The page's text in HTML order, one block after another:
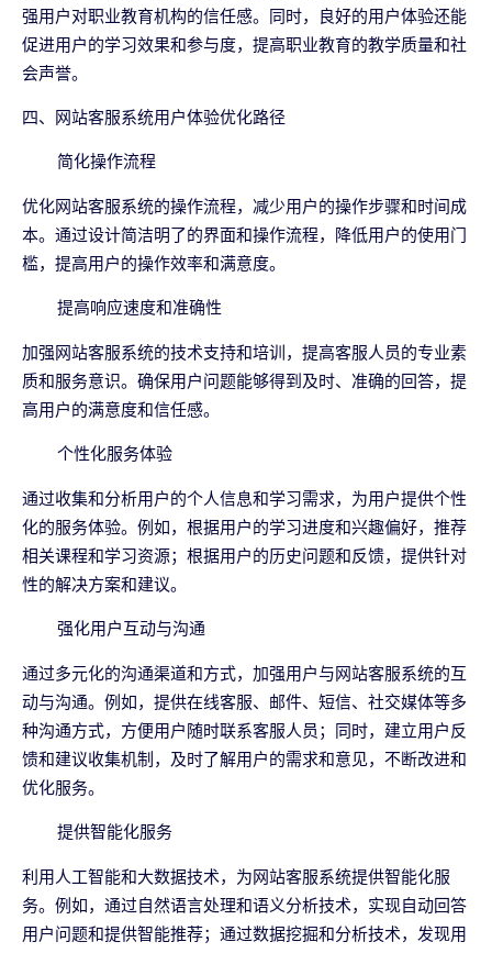
强用户对职业教育机构的信任感。同时，良好的用户体验还能
促进用户的学习效果和参与度，提高职业教育的教学质量和社
会声誉。
四、网站客服系统用户体验优化路径
简化操作流程
优化网站客服系统的操作流程，减少用户的操作步骤和时间成
本。通过设计简洁明了的界面和操作流程，降低用户的使用门
槛，提高用户的操作效率和满意度。
提高响应速度和准确性
加强网站客服系统的技术支持和培训，提高客服人员的专业素
质和服务意识。确保用户问题能够得到及时、准确的回答，提
高用户的满意度和信任感。
个性化服务体验
通过收集和分析用户的个人信息和学习需求，为用户提供个性
化的服务体验。例如，根据用户的学习进度和兴趣偏好，推荐
相关课程和学习资源；根据用户的历史问题和反馈，提供针对
性的解决方案和建议。
强化用户互动与沟通
通过多元化的沟通渠道和方式，加强用户与网站客服系统的互
动与沟通。例如，提供在线客服、邮件、短信、社交媒体等多
种沟通方式，方便用户随时联系客服人员；同时，建立用户反
馈和建议收集机制，及时了解用户的需求和意见，不断改进和
优化服务。
提供智能化服务
利用人工智能和大数据技术，为网站客服系统提供智能化服
务。例如，通过自然语言处理和语义分析技术，实现自动回答
用户问题和提供智能推荐；通过数据挖掘和分析技术，发现用